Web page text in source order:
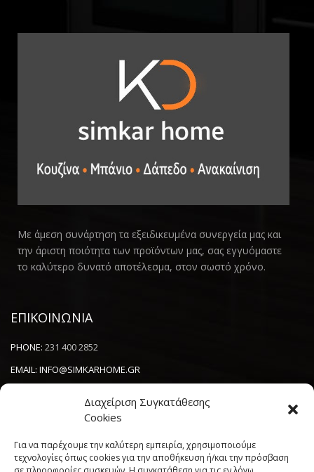
Διαχείριση Συγκατάθεσης
Cookies
Για να παρέχουμε την καλύτερη εμπειρία, χρησιμοποιούμε
τεχνολογίες όπως cookies για την αποθήκευση ή/και την πρόσβαση
Με άμεση συνάρτηση τα εξειδικευμένα συνεργεία μας και
την άριστη ποιότητα των προϊόντων μας, σας εγγυόμαστε
το καλύτερο δυνατό αποτέλεσμα, στον σωστό χρόνο.
ΕΠΙΚΟΙΝΩΝΙΑ
PHONE: 231 400 2852
EMAIL: INFO@SIMKARHOME.GR
NEWSLETTER